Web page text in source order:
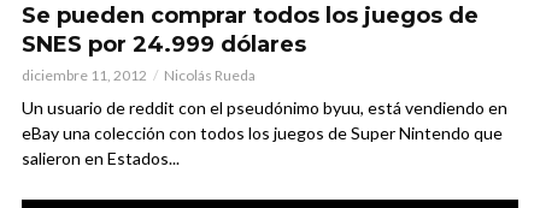
Se pueden comprar todos los juegos de
SNES por 24.999 dólares
diciembre 11, 2012 Nicolás Rueda
Un usuario de reddit con el pseudónimo byuu, está vendiendo en
eBay una colección con todos los juegos de Super Nintendo que
salieron en Estados...